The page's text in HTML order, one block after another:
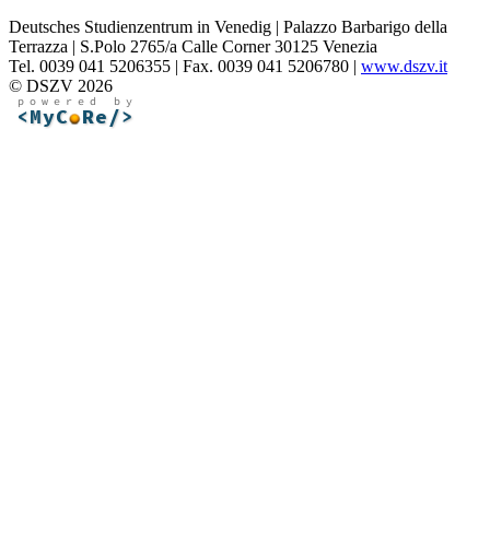
Deutsches Studienzentrum in Venedig | Palazzo Barbarigo della
Terrazza | S.Polo 2765/a Calle Corner 30125 Venezia
Tel. 0039 041 5206355 | Fax. 0039 041 5206780 | www.dszv.it
© DSZV 2026